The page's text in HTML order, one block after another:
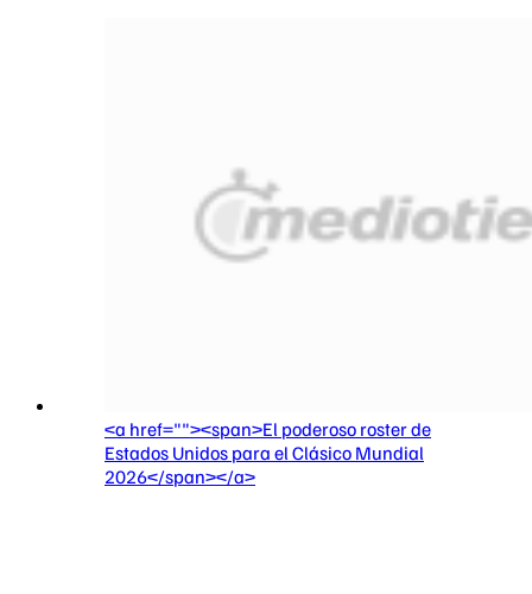
<a href=""><span>El poderoso roster de
Estados Unidos para el Clásico Mundial
2026</span></a>